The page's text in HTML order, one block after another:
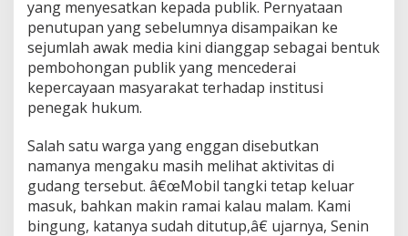
a
i
t
R
e
s
k
i
m
P
o
l
yang menyesatkan kepada publik. Pernyataan
penutupan yang sebelumnya disampaikan ke
sejumlah awak media kini dianggap sebagai bentuk
pembohongan publik yang mencederai
kepercayaan masyarakat terhadap institusi
penegak hukum.
Salah satu warga yang enggan disebutkan
namanya mengaku masih melihat aktivitas di
gudang tersebut. â€œMobil tangki tetap keluar
masuk, bahkan makin ramai kalau malam. Kami
bingung, katanya sudah ditutup,â€ ujarnya, Senin